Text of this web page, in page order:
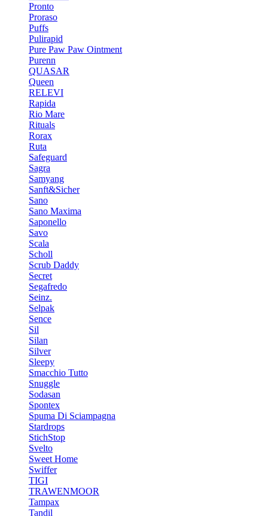
Pronto
Proraso
Puffs
Pulirapid
Pure Paw Paw Ointment
Purenn
QUASAR
Queen
RELEVI
Rapida
Rio Mare
Rituals
Rorax
Ruta
Safeguard
Sagra
Samyang
Sanft&Sicher
Sano
Sano Maxima
Saponello
Savo
Scala
Scholl
Scrub Daddy
Secret
Segafredo
Seinz.
Selpak
Sence
Sil
Silan
Silver
Sleepy
Smacchio Tutto
Snuggle
Sodasan
Spontex
Spuma Di Sciampagna
Stardrops
StichStop
Svelto
Sweet Home
Swiffer
TIGI
TRAWENMOOR
Tampax
Tandil